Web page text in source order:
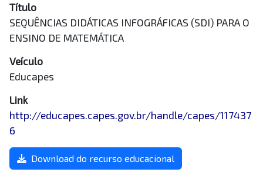
Título
SEQUÊNCIAS DIDÁTICAS INFOGRÁFICAS (SDI) PARA O
ENSINO DE MATEMÁTICA
Veículo
Educapes
Link
http://educapes.capes.gov.br/handle/capes/117437
6
Download do recurso educacional